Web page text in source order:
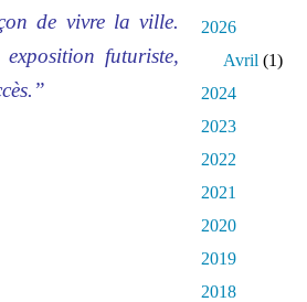
de vivre la ville.
futuriste,
2026
Avril (1)
2024
2023
2022
2021
2020
2019
2018